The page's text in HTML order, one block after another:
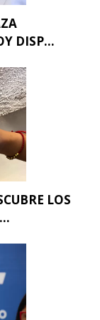
DISP...
LOS